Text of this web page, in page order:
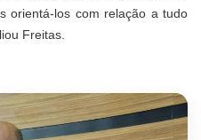
orientá-los com relação a tudo
Freitas.